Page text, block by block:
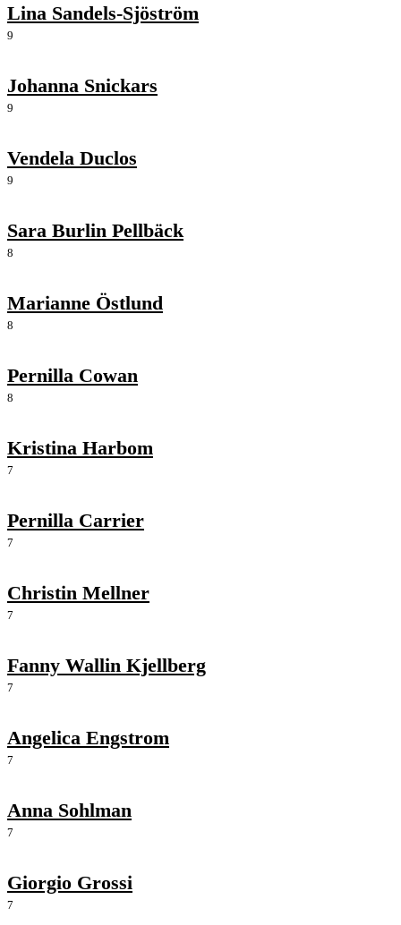
Lina Sandels-Sjöström
9
Johanna Snickars
9
Vendela Duclos
9
Sara Burlin Pellbäck
8
Marianne Östlund
8
Pernilla Cowan
8
Kristina Harbom
7
Pernilla Carrier
7
Christin Mellner
7
Fanny Wallin Kjellberg
7
Angelica Engstrom
7
Anna Sohlman
7
Giorgio Grossi
7